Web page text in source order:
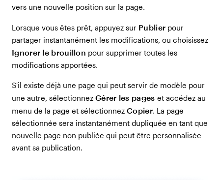
vers une nouvelle position sur la page.
Lorsque vous êtes prêt, appuyez sur Publier pour
partager instantanément les modifications, ou choisissez
Ignorer le brouillon pour supprimer toutes les
modifications apportées.
S'il existe déjà une page qui peut servir de modèle pour
une autre, sélectionnez Gérer les pages et accédez au
menu de la page et sélectionnez Copier. La page
sélectionnée sera instantanément dupliquée en tant que
nouvelle page non publiée qui peut être personnalisée
avant sa publication.